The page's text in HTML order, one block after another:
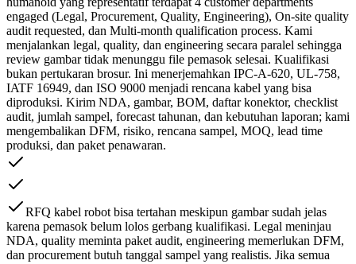
engaged (Legal, Procurement, Quality, Engineering), On-site quality
audit requested, dan Multi-month qualification process. Kami
menjalankan legal, quality, dan engineering secara paralel sehingga
review gambar tidak menunggu file pemasok selesai. Kualifikasi
bukan pertukaran brosur. Ini menerjemahkan IPC-A-620, UL-758,
IATF 16949, dan ISO 9000 menjadi rencana kabel yang bisa
diproduksi. Kirim NDA, gambar, BOM, daftar konektor, checklist
audit, jumlah sampel, forecast tahunan, dan kebutuhan laporan; kami
mengembalikan DFM, risiko, rencana sampel, MOQ, lead time
produksi, dan paket penawaran.
RFQ kabel robot bisa tertahan meskipun gambar sudah jelas
karena pemasok belum lolos gerbang kualifikasi. Legal meninjau
NDA, quality meminta paket audit, engineering memerlukan DFM,
dan procurement butuh tanggal sampel yang realistis. Jika semua